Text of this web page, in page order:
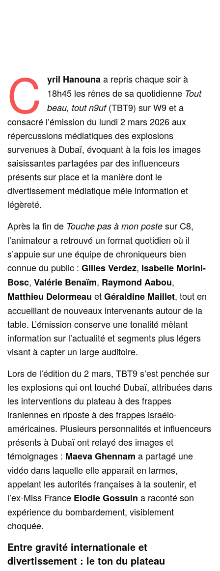
C yril Hanouna a repris chaque soir à
18h45 les rênes de sa quotidienne Tout
beau, tout n9uf(TBT9) sur W9 et a
consacré l’émission du lundi 2 mars 2026 aux
répercussions médiatiques des explosions
survenues à Dubaï, évoquant à la fois les images
saisissantes partagées par des influenceurs
présents sur place et la manière dont le
divertissement médiatique mêle information et
légèreté.
Après la fin de Touche pas à mon poste sur C8,
l’animateur a retrouvé un format quotidien où il
s’appuie sur une équipe de chroniqueurs bien
connue du public :Gilles Verdez, Isabelle Morini-
Bosc,Valérie Benaïm, Raymond Aabou,
Matthieu Delormeau etGéraldine Maillet, tout en
accueillant de nouveaux intervenants autour de la
table. L’émission conserve une tonalité mêlant
information sur l’actualité et segments plus légers
visant à capter un large auditoire.
Lors de l’édition du 2 mars, TBT9 s’est penchée sur
les explosions qui ont touché Dubaï, attribuées dans
les interventions du plateau à des frappes
iraniennes en riposte à des frappes israélo-
américaines. Plusieurs personnalités et influenceurs
présents à Dubaï ont relayé des images et
témoignages : Maeva Ghennam a partagé une
vidéo dans laquelle elle apparaît en larmes,
appelant les autorités françaises à la soutenir, et
l’ex-Miss France Elodie Gossuin a raconté son
expérience du bombardement, visiblement
choquée.
Entre gravité internationale et
divertissement : le ton du plateau